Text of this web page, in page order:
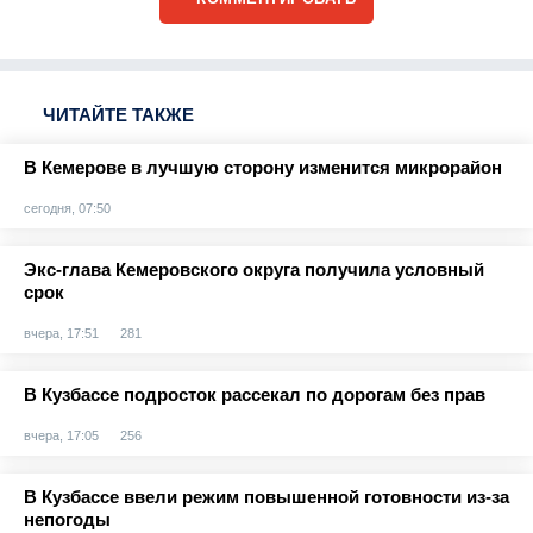
ЧИТАЙТЕ ТАКЖЕ
В Кемерове в лучшую сторону изменится микрорайон
сегодня, 07:50
Экс-глава Кемеровского округа получила условный
срок
вчера, 17:51 281
В Кузбассе подросток рассекал по дорогам без прав
вчера, 17:05 256
В Кузбассе ввели режим повышенной готовности из-за
непогоды